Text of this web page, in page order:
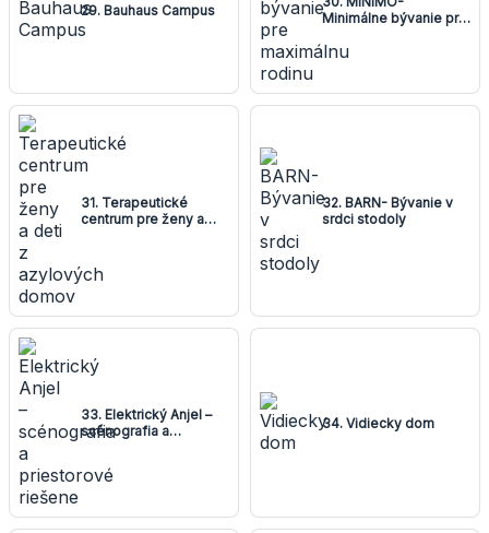
29. Bauhaus Campus
Minimálne bývanie pre
31. Terapeutické
centrum pre ženy a
32. BARN- Bývanie v
srdci stodoly
33. Elektrický Anjel –
scénografia a
34. Vidiecky dom